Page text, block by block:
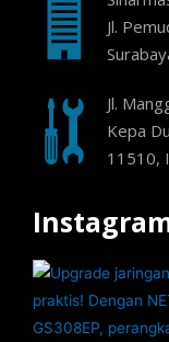
Jl.
Jl.
Kepa
11510,